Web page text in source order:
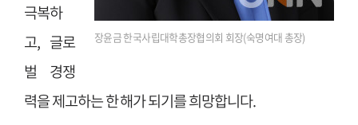
장윤금 한국사립대학총장협의회 회장(숙명여대 총장)
극복하
고, 글로
벌 경쟁
력을 제고하는 한 해가 되기를 희망합니다.